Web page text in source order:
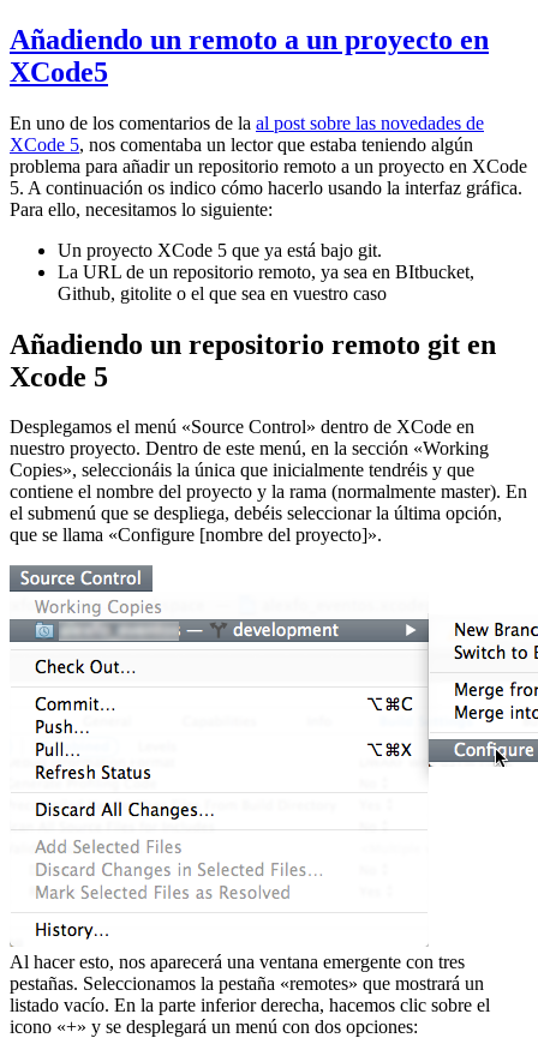
Añadiendo un remoto a un proyecto en
XCode5
En uno de los comentarios de la al post sobre las novedades de
XCode 5, nos comentaba un lector que estaba teniendo algún
problema para añadir un repositorio remoto a un proyecto en XCode
5. A continuación os indico cómo hacerlo usando la interfaz gráfica.
Para ello, necesitamos lo siguiente:
Un proyecto XCode 5 que ya está bajo git.
La URL de un repositorio remoto, ya sea en BItbucket,
Github, gitolite o el que sea en vuestro caso
Añadiendo un repositorio remoto git en
Xcode 5
Desplegamos el menú «Source Control» dentro de XCode en
nuestro proyecto. Dentro de este menú, en la sección «Working
Copies», seleccionáis la única que inicialmente tendréis y que
contiene el nombre del proyecto y la rama (normalmente master). En
el submenú que se despliega, debéis seleccionar la última opción,
que se llama «Configure [nombre del proyecto]».
Al hacer esto, nos aparecerá una ventana emergente con tres
pestañas. Seleccionamos la pestaña «remotes» que mostrará un
listado vacío. En la parte inferior derecha, hacemos clic sobre el
icono «+» y se desplegará un menú con dos opciones: